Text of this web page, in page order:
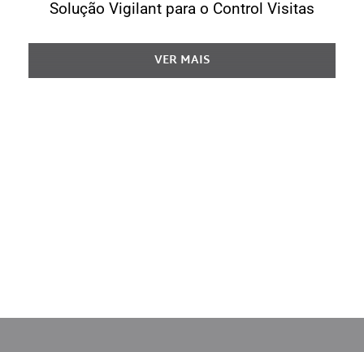
Solução Vigilant para o Control Visitas
VER MAIS